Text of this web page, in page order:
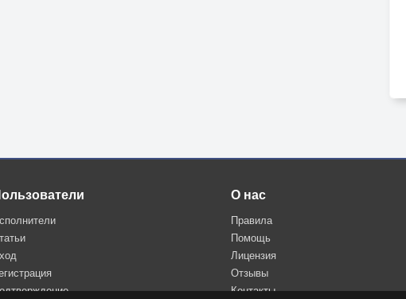
О нас
Правила
Помощь
Лицензия
Отзывы
Контакты